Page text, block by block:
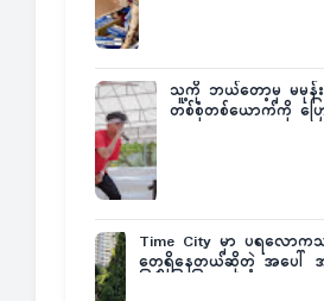
သူ့ကို ဘယ်တော့မှ မမုန်
တစ်စုံတစ်ယောက်ကို ပြ
Time City မှာ ပရလောက
တွေရှိနေတယ်ဆိုတဲ့ အပေါ်